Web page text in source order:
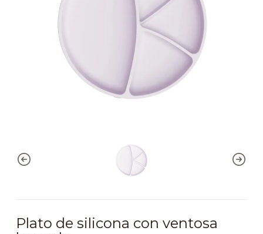
Plato de silicona con ventosa